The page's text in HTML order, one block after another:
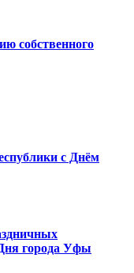
собственного
с Днём
города Уфы